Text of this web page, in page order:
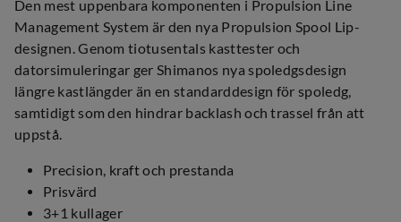
Den mest uppenbara komponenten i Propulsion Line
Management System är den nya Propulsion Spool Lip-
designen. Genom tiotusentals kasttester och
datorsimuleringar ger Shimanos nya spoledgsdesign
längre kastlängder än en standarddesign för spoledg,
samtidigt som den hindrar backlash och trassel från att
uppstå.
Precision, kraft och prestanda
Prisvärd
3+1 kullager